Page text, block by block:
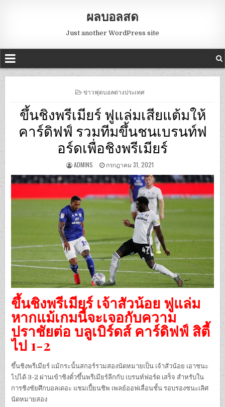
ผลบอลสด
Just another WordPress site
POSTED
ข่าวฟุตบอลต่างประเทศ
ขึ้นชิงพรีเมียร์ ฟูแล่มเสียแต้มให้
คาร์ดิฟฟ์ รวมทีมขึ้นชนเบรนท์ฟ
อร์ดเพื่อชิงพรีเมียร์
ADMINS กรกฎาคม 31, 2021
ขึ้นชิงพรีเมียร์ เจ้าสัวน้อย ฟูแล่ม
หากแม้เกมนี้จะเจอกับความ
ปราชัยต่อ บลูเบิร์ดส์ คาร์ดิฟฟ์ สิตี้
ไป 1-2
ขึ้นชิงพรีเมียร์ แม้กระนั้นสกอร์รวมสองนัดหมายเป็น เจ้าสัวน้อย เอาชนะ
ไปได้ 3-2 ผ่านเข้าชิงตั๋วขึ้นพรีเมียร์ลีกกับ เบรนท์ฟอร์ด เสร็จ สำหรับใน
การชิงชัยศึกบอลเดอะ แชมเปี้ยนชิพ เพลย์ออฟเลื่อนชั้น รอบรองชนะเลิศ
นัดหมายสอง